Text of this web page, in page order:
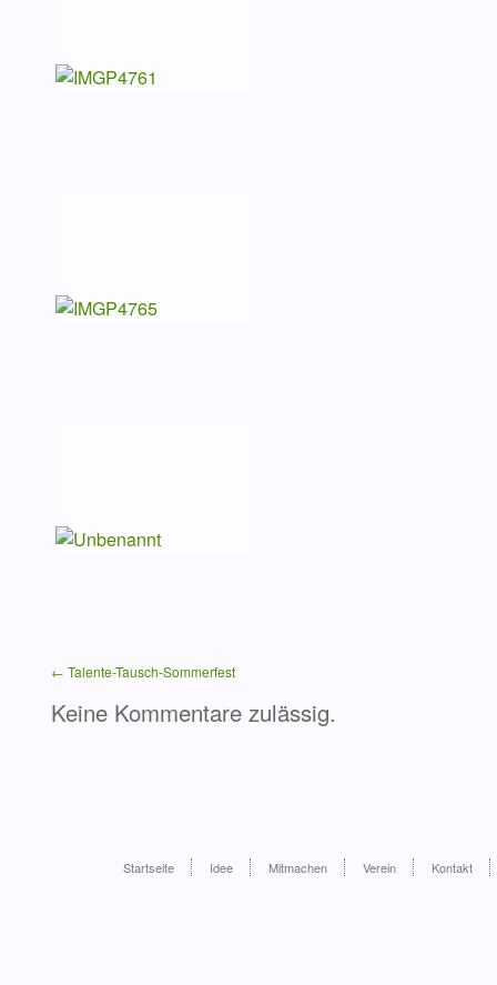
← Talente-Tausch-Sommerfest
Keine Kommentare zulässig.
Startseite Idee Mitmachen Verein Kontakt